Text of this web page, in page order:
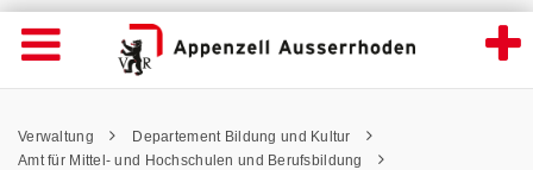
Zentrales Sekretariat - Appenzell
Wichtige
Seiten
Home
Inhalt
Kontakt
Navigation öffnen
Inhalt
Pfadnavigation
Verwaltung
Departement Bildung und Kultur
Amt für Mittel- und Hochschulen und Berufsbildung